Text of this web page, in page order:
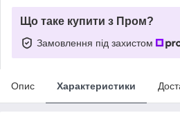
Що таке купити з Пром?
Замовлення під захистом
Опис Характеристики